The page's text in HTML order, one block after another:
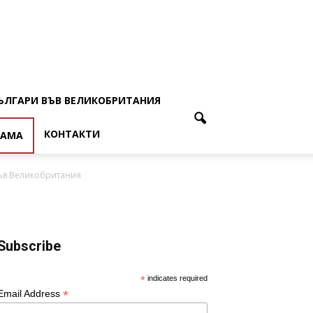
ВЪВ ВЕЛИКОБРИТАНИЯ
КОНТАКТИ
Великобритания
* indicates required
Address *